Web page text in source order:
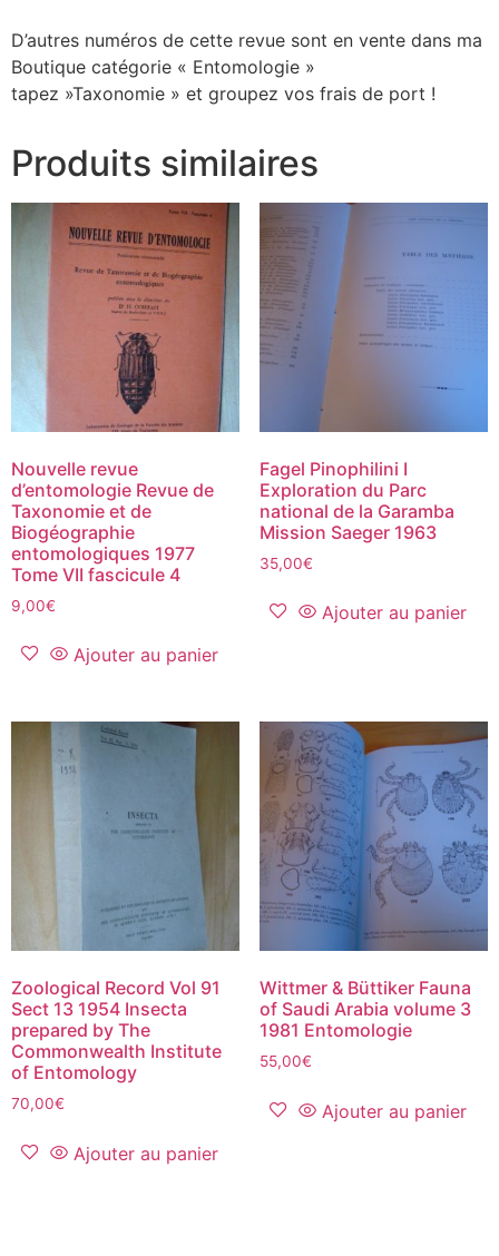
D’autres numéros de cette revue sont en vente dans ma
Boutique catégorie « Entomologie »
tapez »Taxonomie » et groupez vos frais de port !
Produits similaires
Nouvelle revue
d’entomologie Revue de
Taxonomie et de
Biogéographie
entomologiques 1977
Tome VII fascicule 4
9,00€
Ajouter au panier
Fagel Pinophilini I
Exploration du Parc
national de la Garamba
Mission Saeger 1963
35,00€
Ajouter au panier
Zoological Record Vol 91
Sect 13 1954 Insecta
prepared by The
Commonwealth Institute
of Entomology
70,00€
Ajouter au panier
Wittmer & Büttiker Fauna
of Saudi Arabia volume 3
1981 Entomologie
55,00€
Ajouter au panier